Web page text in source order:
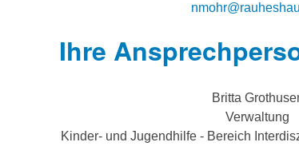
Ihre
Britta
Verwaltung
Kinder- und Jugendhilfe - Bereich